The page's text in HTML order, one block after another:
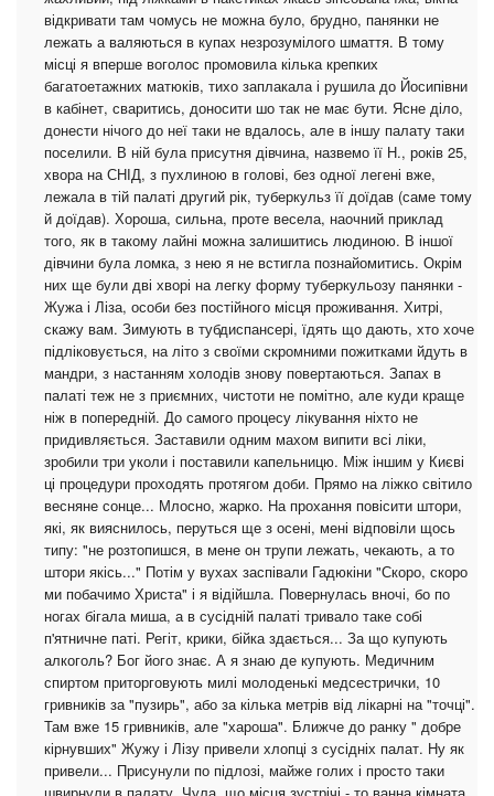
відкривати там чомусь не можна було, брудно, панянки не
лежать а валяються в купах незрозумілого шмаття. В тому
місці я вперше воголос промовила кілька крепких
багатоетажних матюків, тихо заплакала і рушила до Йосипівни
в кабінет, сваритись, доносити шо так не має бути. Ясне діло,
донести нічого до неї таки не вдалось, але в іншу палату таки
поселили. В ній була присутня дівчина, назвемо її Н., років 25,
хвора на СНІД, з пухлиною в голові, без одної легені вже,
лежала в тій палаті другий рік, туберкульз її доїдав (саме тому
й доїдав). Хороша, сильна, проте весела, наочний приклад
того, як в такому лайні можна залишитись людиною. В іншої
дівчини була ломка, з нею я не встигла познайомитись. Окрім
них ще були дві хворі на легку форму туберкульозу панянки -
Жужа і Ліза, особи без постійного місця проживання. Хитрі,
скажу вам. Зимують в тубдиспансері, їдять що дають, хто хоче
підліковується, на літо з своїми скромними пожитками йдуть в
мандри, з настанням холодів знову повертаються. Запах в
палаті теж не з приємних, чистоти не помітно, але куди краще
ніж в попередній. До самого процесу лікування ніхто не
придивляється. Заставили одним махом випити всі ліки,
зробили три уколи і поставили капельницю. Між іншим у Києві
ці процедури проходять протягом доби. Прямо на ліжко світило
весняне сонце... Млосно, жарко. На прохання повісити штори,
які, як вияснилось, перуться ще з осені, мені відповіли щось
типу: "не розтопишся, в мене он трупи лежать, чекають, а то
штори якісь..." Потім у вухах заспівали Гадюкіни "Скоро, скоро
ми побачимо Христа" і я відійшла. Повернулась вночі, бо по
ногах бігала миша, а в сусідній палаті тривало таке собі
п'ятничне паті. Регіт, крики, бійка здається... За що купують
алкоголь? Бог його знає. А я знаю де купують. Медичним
спиртом приторговують милі молоденькі медсестрички, 10
гривників за "пузирь", або за кілька метрів від лікарні на "точці".
Там вже 15 гривників, але "хароша". Ближче до ранку " добре
кірнувших" Жужу і Лізу привели хлопці з сусідніх палат. Ну як
привели... Присунули по підлозі, майже голих і просто таки